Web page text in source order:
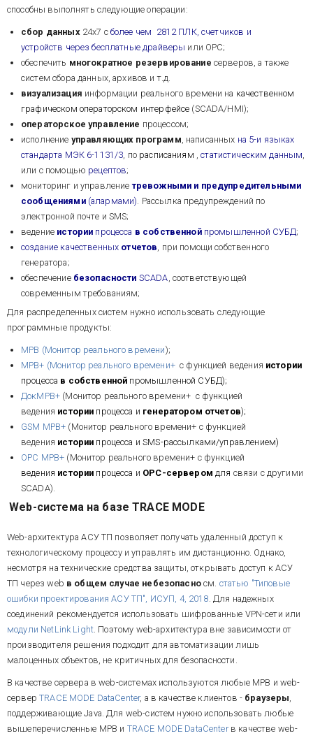
способны выполнять следующие операции:
сбор данных 24х7 с более чем 2812ПЛК, счетчиков и
устройств через бесплатные драйверы или OPC;
обеспечить многократное резервирование серверов, а также
систем сбора данных, архивов и т.д.
визуализация информации реального времени на качественном
графическом операторском интерфейсе (SCADA/HMI);
операторское управление процессом;
исполнение управляющих программ, написанных на 5-и языках
стандарта МЭК 6-1131/3, по расписаниям ,статистическим данным,
или с помощью рецептов;
мониторинг и управлениетревожными и предупредительными
сообщениями (алармами). Рассылка предупреждений по
электронной почте и SMS;
ведение истории процесса в собственной промышленной СУБД;
создание качественных отчетов, при помощи собственного
генератора;
обеспечение безопасности SCADA, соответствующей
современным требованиям;
Для распределенных систем нужно использовать следующие
программные продукты:
МРВ (Монитор реального времени);
МРВ+ (Монитор реального времени+с функцией ведения истории
процесса в собственной промышленной СУБД);
ДокМРВ+ (Монитор реального времени+ с функцией
ведения истории процесса и генератором отчетов);
GSM МРВ+ (Монитор реального времени+ с функцией
ведения истории процесса и SMS-рассылками/управлением)
OPC МРВ+ (Монитор реального времени+ с функцией
ведения истории процесса и OPC-серверомдля связи с другими
SCADA).
Web-система на базе TRACE MODE
Web-архитектура АСУ ТП позволяет получать удаленный доступ к
технологическому процессу и управлять им дистанционно. Однако,
несмотря на технические средства защиты, открывать доступ к АСУ
ТП через web в общем случае небезопасносм. статью "Типовые
ошибки проектирования АСУ ТП", ИСУП, 4, 2018. Для надежных
соединений рекомендуется использовать шифрованные VPN-сети или
модули NetLink Light. Поэтому web-архитектура вне зависимости от
производителя решения подходит для автоматизации лишь
малоценных объектов, не критичных для безопасности.
В качестве сервера в web-системах используются любые МРВ и web-
серверTRACE MODE DataCenter, а в качестве клиентов - браузеры,
поддерживающие Java. Для web-систем нужно использовать любые
вышеперечисленные МРВ и TRACE MODE DataCenterв качестве web-